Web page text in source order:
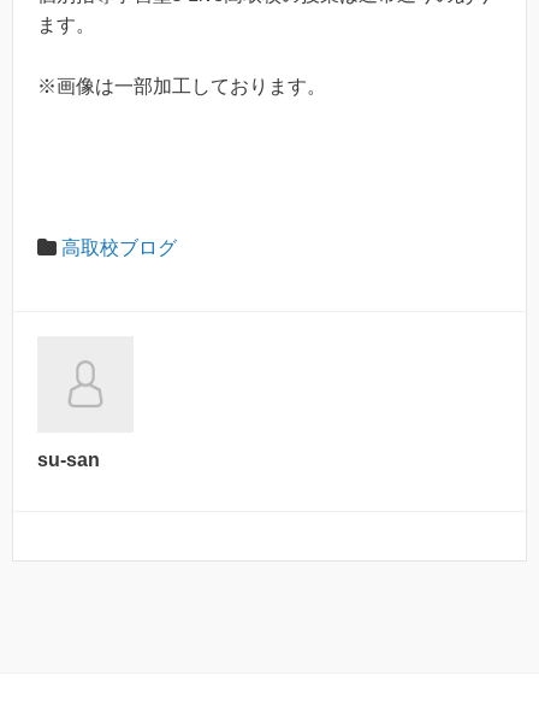
ます。
※画像は一部加工しております。
高取校ブログ
su-san